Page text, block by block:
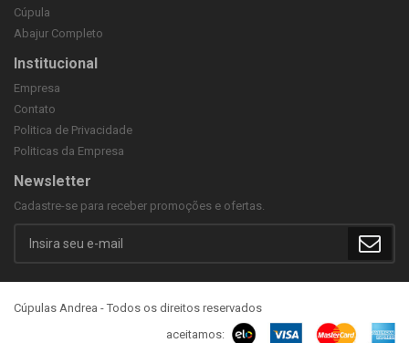
Cúpula
Abajur Completo
Institucional
Empresa
Contato
Politica de Privacidade
Politicas da Empresa
Newsletter
Cadastre-se para receber promoções e ofertas.
Cúpulas Andrea - Todos os direitos reservados
aceitamos: